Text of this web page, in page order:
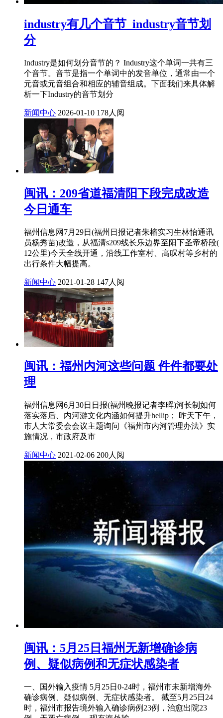
industry有几个音节_industry音节划
分
Industry是如何划分音节的？ Industry这个单词一共有三
个音节。音节是指一个单词中的发音单位，通常由一个
元音或元音组合和相应的辅音组成。下面我们来具体解
析一下Industry的音节划分
新闻中心 2026-01-10 178人阅
闽讯：209省道福清阳下段完成改造
今日通车
福州信息网7月29日(福州日报记者朱榕实习生林怡通讯
员杨秀苗)改造，从福清s209线长乐边界至阳下圣帝桥段(
12公里)今天全线开通，沿线工作室村、高叹村等乡村的
出行条件大幅提高。
新闻中心 2021-01-28 147人阅
闽讯：福州内河这些问题 件件都要处
理
福州信息网6月30日日报(福州晚报记者李晖)河长制如何
落实落后、内河游文化内涵如何提升hellip； 昨天下午，
市人大常委会会议主题询问《福州市内河管理办法》实
施情况，市政府及市
新闻中心 2021-02-06 200人阅
闽讯：5月25日福州无新增确诊病
例、疑似病例和无症状感染者
一、国外输入疫情 5月25日0-24时，福州市未新增海外
确诊病例、疑似病例、无症状感染者。 截至5月25日24
时，福州市报告境外输入确诊病例23例，治愈出院23